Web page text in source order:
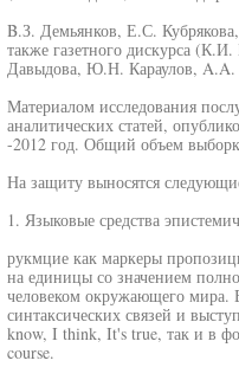
B.З. Демьянков, Е.С.
также газетного дискурса
Давыдова, Ю.Н. Караулов, A.A.
Материалом исследования
аналитических статей,
-2012 год. Общий объем
На защиту выносятся
1. Языковые средства
рукмцие как маркеры
на единицы со значением
человеком окружающего
синтаксических связей и
know, I think, It's true, так и в
course.